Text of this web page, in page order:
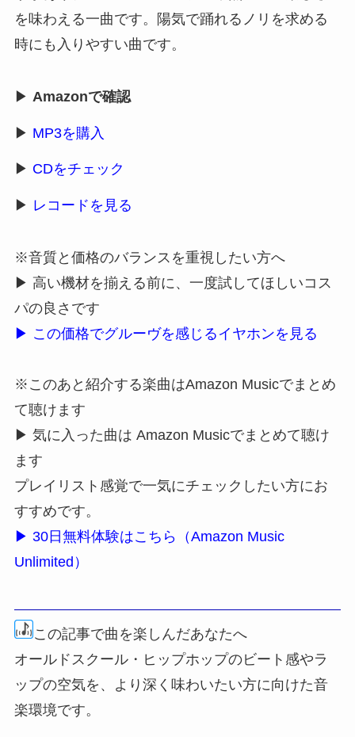
を味わえる一曲です。陽気で踊れるノリを求める
時にも入りやすい曲です。
▶ Amazonで確認
▶ MP3を購入
▶ CDをチェック
▶ レコードを見る
※音質と価格のバランスを重視したい方へ
▶ 高い機材を揃える前に、一度試してほしいコス
パの良さです
▶ この価格でグルーヴを感じるイヤホンを見る
※このあと紹介する楽曲はAmazon Musicでまとめ
て聴けます
▶ 気に入った曲は Amazon Musicでまとめて聴け
ます
プレイリスト感覚で一気にチェックしたい方にお
すすめです。
▶ 30日無料体験はこちら（Amazon Music
Unlimited）
この記事で曲を楽しんだあなたへ
オールドスクール・ヒップホップのビート感やラ
ップの空気を、より深く味わいたい方に向けた音
楽環境です。